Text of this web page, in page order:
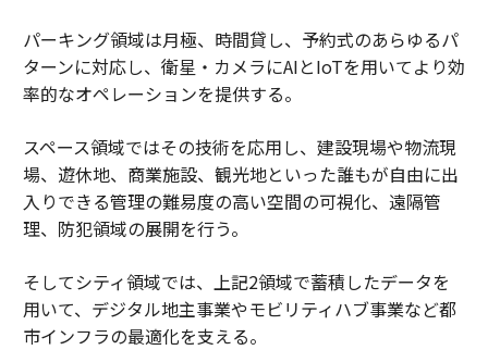
パーキング領域は月極、時間貸し、予約式のあらゆるパ
ターンに対応し、衛星・カメラにAIとIoTを用いてより効
率的なオペレーションを提供する。
スペース領域ではその技術を応用し、建設現場や物流現
場、遊休地、商業施設、観光地といった誰もが自由に出
入りできる管理の難易度の高い空間の可視化、遠隔管
理、防犯領域の展開を行う。
そしてシティ領域では、上記2領域で蓄積したデータを
用いて、デジタル地主事業やモビリティハブ事業など都
市インフラの最適化を支える。